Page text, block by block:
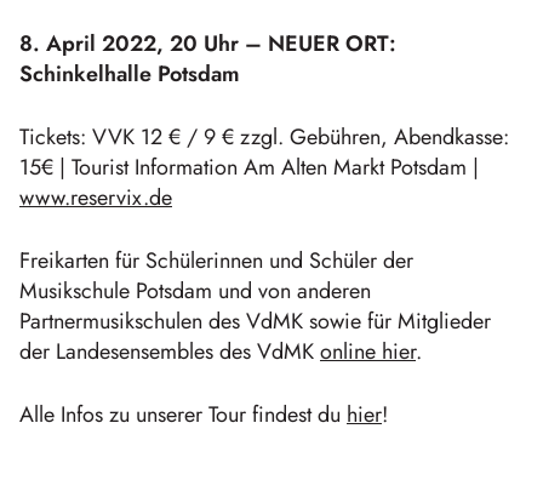
8. April 2022, 20 Uhr – NEUER ORT:
Schinkelhalle Potsdam
Tickets: VVK 12 € / 9 € zzgl. Gebühren, Abendkasse:
15€ | Tourist Information Am Alten Markt Potsdam |
www.reservix.de
Freikarten für Schülerinnen und Schüler der
Musikschule Potsdam und von anderen
Partnermusikschulen des VdMK sowie für Mitglieder
der Landesensembles des VdMKonline hier.
Alle Infos zu unserer Tour findest du hier!